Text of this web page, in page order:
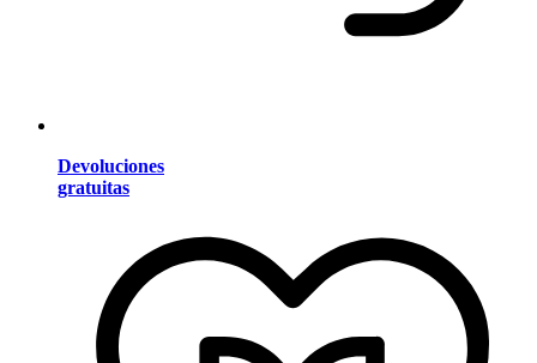
Devoluciones
gratuitas